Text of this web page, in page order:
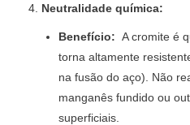
Neutralidade química:
Benefício: A cromite é
torna altamente
na fusão do aço). Não
manganês fundido ou
superficiais.